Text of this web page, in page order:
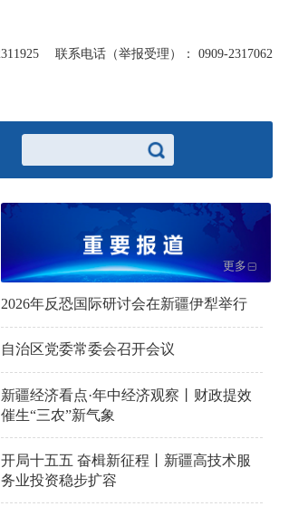
联系电话（举报受理）： 0909-2317062
更多
2026年反恐国际研讨会在新疆伊犁举行
自治区党委常委会召开会议
新疆经济看点·年中经济观察丨财政提效
催生“三农”新气象
开局十五五 奋楫新征程丨新疆高技术服
务业投资稳步扩容